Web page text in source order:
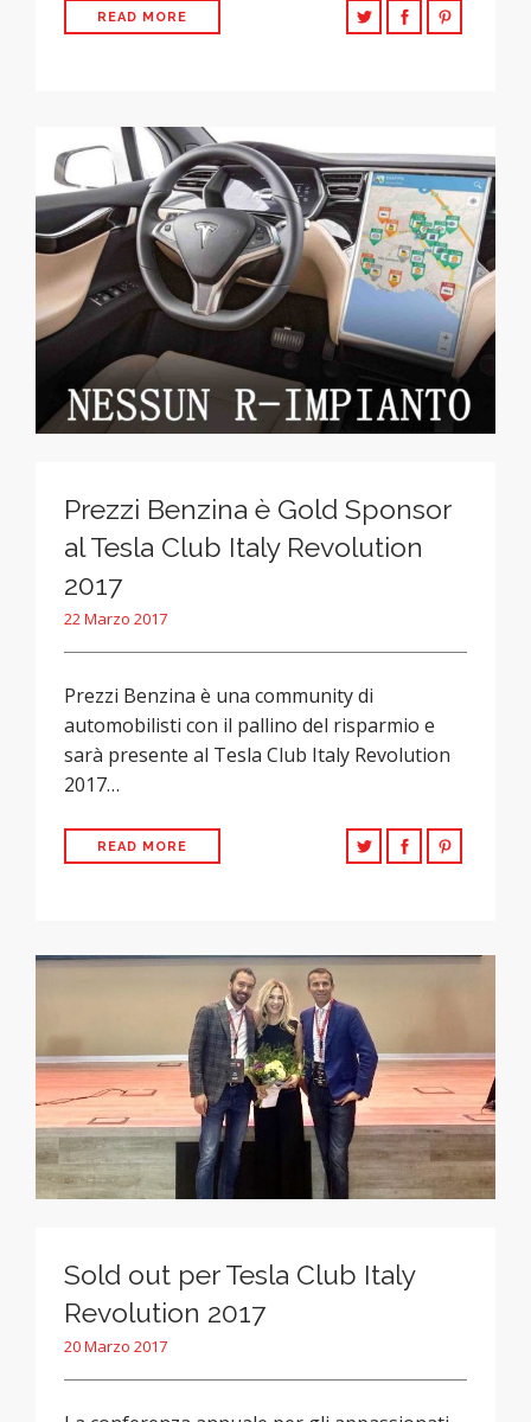
READ MORE
Prezzi Benzina è Gold Sponsor
al Tesla Club Italy Revolution
2017
22 Marzo 2017
Prezzi Benzina è una community di
automobilisti con il pallino del risparmio e
sarà presente al Tesla Club Italy Revolution
2017…
READ MORE
Sold out per Tesla Club Italy
Revolution 2017
20 Marzo 2017